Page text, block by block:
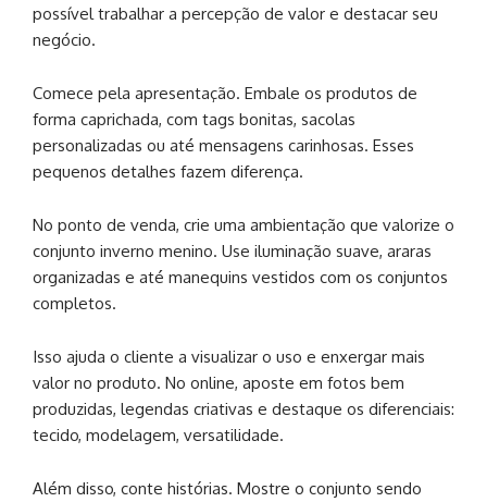
possível trabalhar a percepção de valor e destacar seu
negócio.
Comece pela apresentação. Embale os produtos de
forma caprichada, com tags bonitas, sacolas
personalizadas ou até mensagens carinhosas. Esses
pequenos detalhes fazem diferença.
No ponto de venda, crie uma ambientação que valorize o
conjunto inverno menino. Use iluminação suave, araras
organizadas e até manequins vestidos com os conjuntos
completos.
Isso ajuda o cliente a visualizar o uso e enxergar mais
valor no produto. No online, aposte em fotos bem
produzidas, legendas criativas e destaque os diferenciais:
tecido, modelagem, versatilidade.
Além disso, conte histórias. Mostre o conjunto sendo